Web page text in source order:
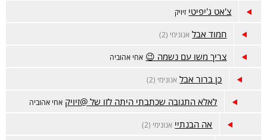
צ'אט ג'יפיטי זיויק
חמוד אבל אנונימי (2)
צריך משו עם נשמה 😉 אחי אהוביה
כן ברור אבל אנונימי (2)
לאלא התגובה שכתבתי היתה לזו של @זיויק אחי אהוביה
אה הבנתיי אנונימי (2)